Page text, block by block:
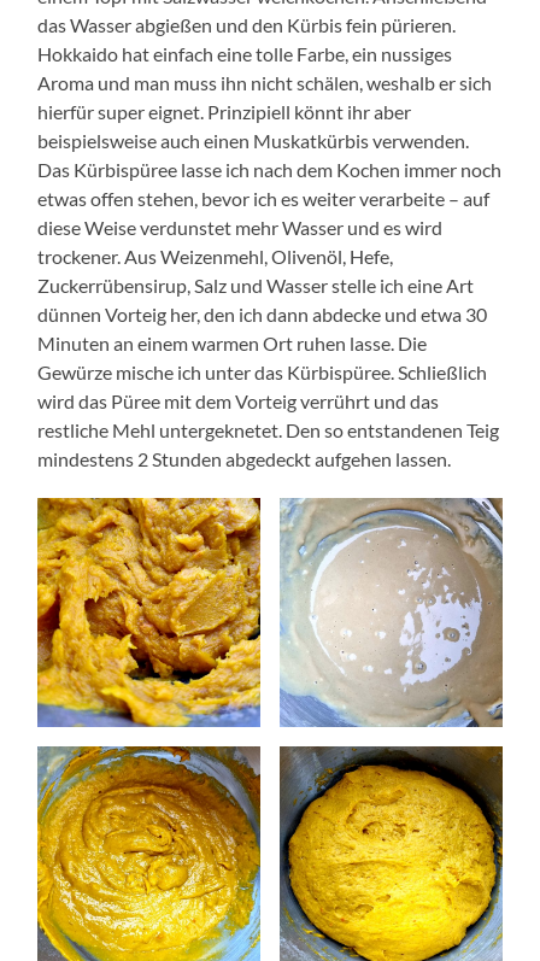
das Wasser abgießen und den Kürbis fein pürieren.
Hokkaido hat einfach eine tolle Farbe, ein nussiges
Aroma und man muss ihn nicht schälen, weshalb er sich
hierfür super eignet. Prinzipiell könnt ihr aber
beispielsweise auch einen Muskatkürbis verwenden.
Das Kürbispüree lasse ich nach dem Kochen immer noch
etwas offen stehen, bevor ich es weiter verarbeite – auf
diese Weise verdunstet mehr Wasser und es wird
trockener. Aus Weizenmehl, Olivenöl, Hefe,
Zuckerrübensirup, Salz und Wasser stelle ich eine Art
dünnen Vorteig her, den ich dann abdecke und etwa 30
Minuten an einem warmen Ort ruhen lasse. Die
Gewürze mische ich unter das Kürbispüree. Schließlich
wird das Püree mit dem Vorteig verrührt und das
restliche Mehl untergeknetet. Den so entstandenen Teig
mindestens 2 Stunden abgedeckt aufgehen lassen.